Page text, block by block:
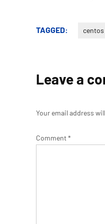
TAGGED: centos
Leave a
Your email address
Comment*